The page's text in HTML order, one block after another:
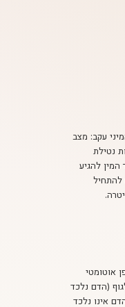
עקב: מצב
נטילת
המין להגיע
להתחיל
אוטומטי
(הדם נלכד
אינו נלכד